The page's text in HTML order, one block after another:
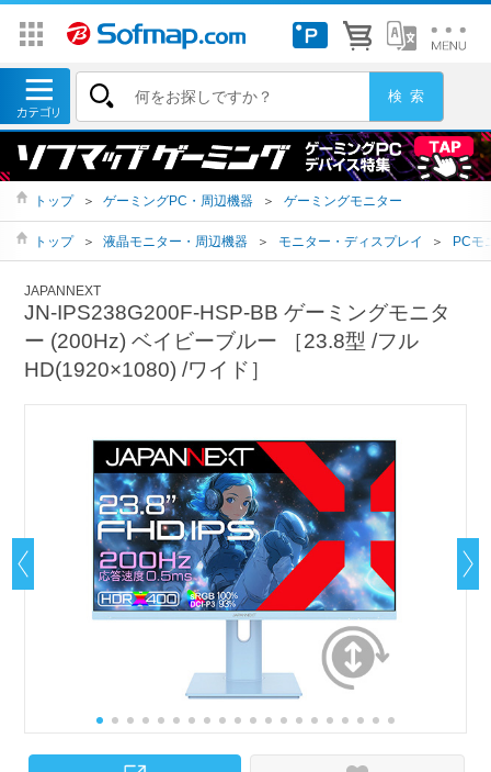
トップ ＞ ゲーミングPC・周辺機器 ＞ ゲーミングモニター
トップ ＞ 液晶モニター・周辺機器 ＞ モニター・ディスプレイ ＞ PCモ
JAPANNEXT
JN-IPS238G200F-HSP-BB ゲーミングモニタ
ー (200Hz) ベイビーブルー ［23.8型 /フル
HD(1920×1080) /ワイド］